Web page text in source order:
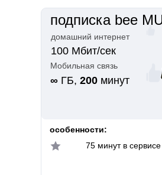
подписка bee
домашний интернет
Мобильная связь
100 Мбит/сек
∞ ГБ, 200 минут
75 минут в
особенности: